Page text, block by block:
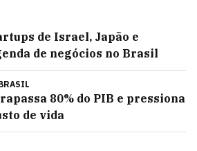
de Israel, Japão e
de negócios no Brasil
80% do PIB e pressiona
de vida